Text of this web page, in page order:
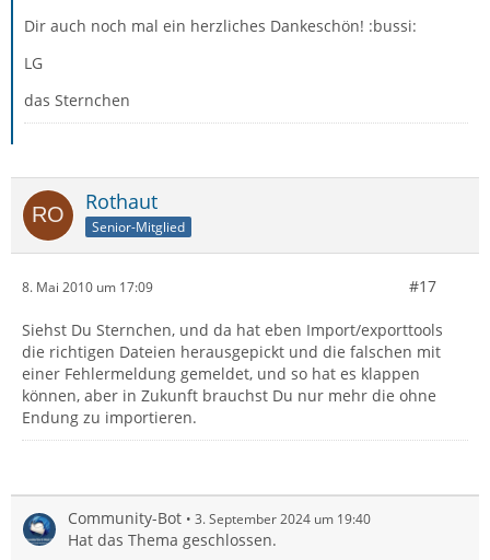
Dir auch noch mal ein herzliches Dankeschön! :bussi:
LG
das Sternchen
Rothaut
Senior-Mitglied
8. Mai 2010 um 17:09 #17
Siehst Du Sternchen, und da hat eben Import/exporttools
die richtigen Dateien herausgepickt und die falschen mit
einer Fehlermeldung gemeldet, und so hat es klappen
können, aber in Zukunft brauchst Du nur mehr die ohne
Endung zu importieren.
Community-Bot 3. September 2024 um 19:40
Hat das Thema geschlossen.